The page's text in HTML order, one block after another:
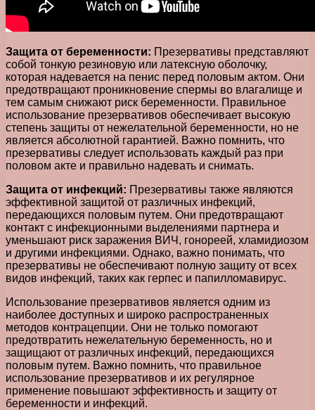
Защита от беременности: Презервативы представляют
собой тонкую резиновую или латексную оболочку,
которая надевается на пенис перед половым актом. Они
предотвращают проникновение спермы во влагалище и
тем самым снижают риск беременности. Правильное
использование презервативов обеспечивает высокую
степень защиты от нежелательной беременности, но не
является абсолютной гарантией. Важно помнить, что
презервативы следует использовать каждый раз при
половом акте и правильно надевать и снимать.
Защита от инфекций: Презервативы также являются
эффективной защитой от различных инфекций,
передающихся половым путем. Они предотвращают
контакт с инфекционными выделениями партнера и
уменьшают риск заражения ВИЧ, гонореей, хламидиозом
и другими инфекциями. Однако, важно понимать, что
презервативы не обеспечивают полную защиту от всех
видов инфекций, таких как герпес и папилломавирус.
Использование презервативов является одним из
наиболее доступных и широко распространенных
методов контрацепции. Они не только помогают
предотвратить нежелательную беременность, но и
защищают от различных инфекций, передающихся
половым путем. Важно помнить, что правильное
использование презервативов и их регулярное
применение повышают эффективность и защиту от
беременности и инфекций.